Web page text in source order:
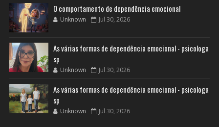
O comportamento de dependência emocional
Unknown Jul 30, 2026
As várias formas de dependência emocional - psicologa
sp
Unknown Jul 30, 2026
As várias formas de dependência emocional - psicologa
sp
Unknown Jul 30, 2026